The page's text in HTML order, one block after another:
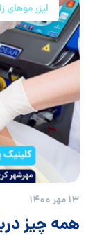
لیزر موهای
13 مهر 1400
همه چیز